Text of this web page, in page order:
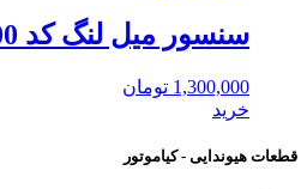
سنسور میل لنگ کد 391802B000 هیوندای موبیس
1,300,000 تومان
خرید
قطعات هیوندایی - کیاموتور